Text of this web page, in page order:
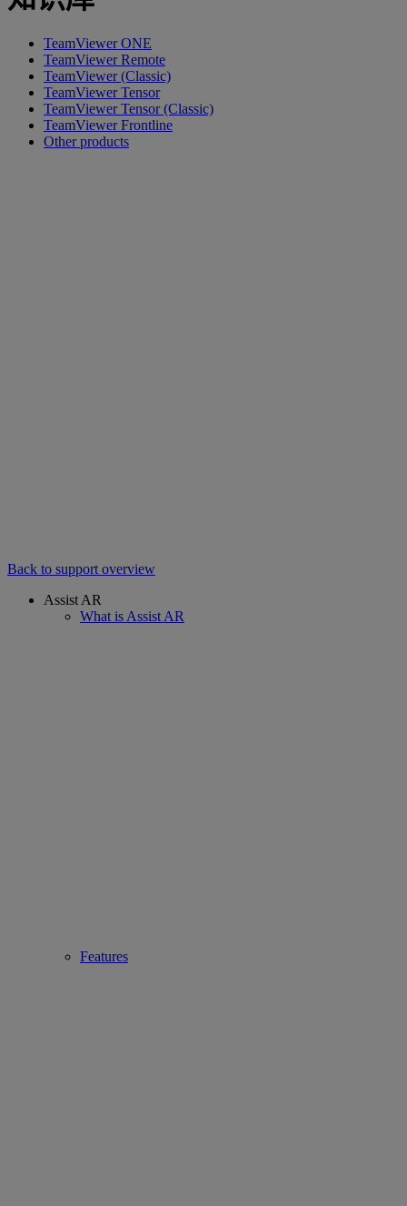
TeamViewer ONE
TeamViewer Remote
TeamViewer (Classic)
TeamViewer Tensor
TeamViewer Tensor (Classic)
TeamViewer Frontline
Other products
Back to support overview
Assist AR
What is Assist AR
Features